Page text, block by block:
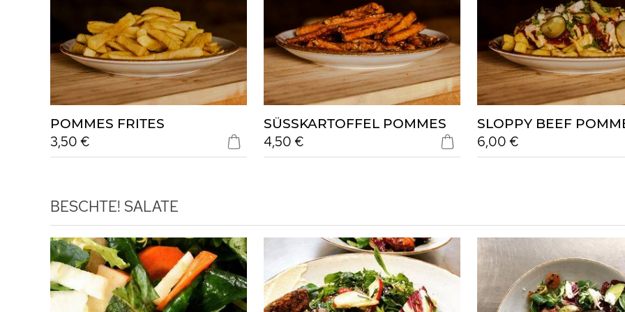
POMMES FRITES
3,50 €
SÜSSKARTOFFEL POMMES
4,50 €
SLOPPY BEEF
6,00 €
BESCHTE! SALATE